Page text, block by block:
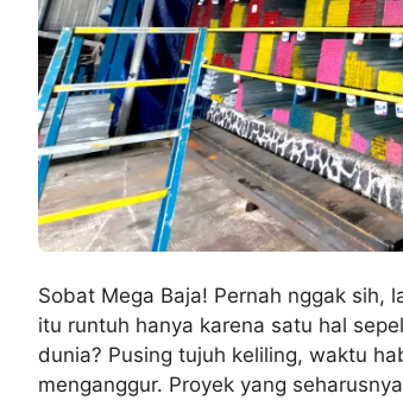
Sobat Mega Baja! Pernah nggak sih,
itu runtuh hanya karena satu hal
dunia? Pusing tujuh keliling, waktu
menganggur. Proyek yang